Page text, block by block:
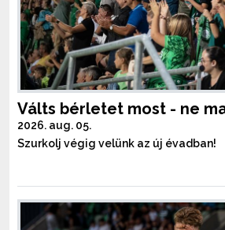
Válts bérletet most - ne
2026. aug. 05.
Szurkolj végig velünk az új évadban!